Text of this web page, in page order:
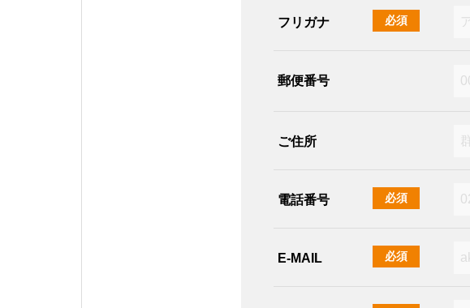
フリガナ 必須
郵便番号
ご住所
電話番号 必須
E-MAIL 必須